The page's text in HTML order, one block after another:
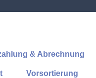
& Abrechnung
Vorsortierung